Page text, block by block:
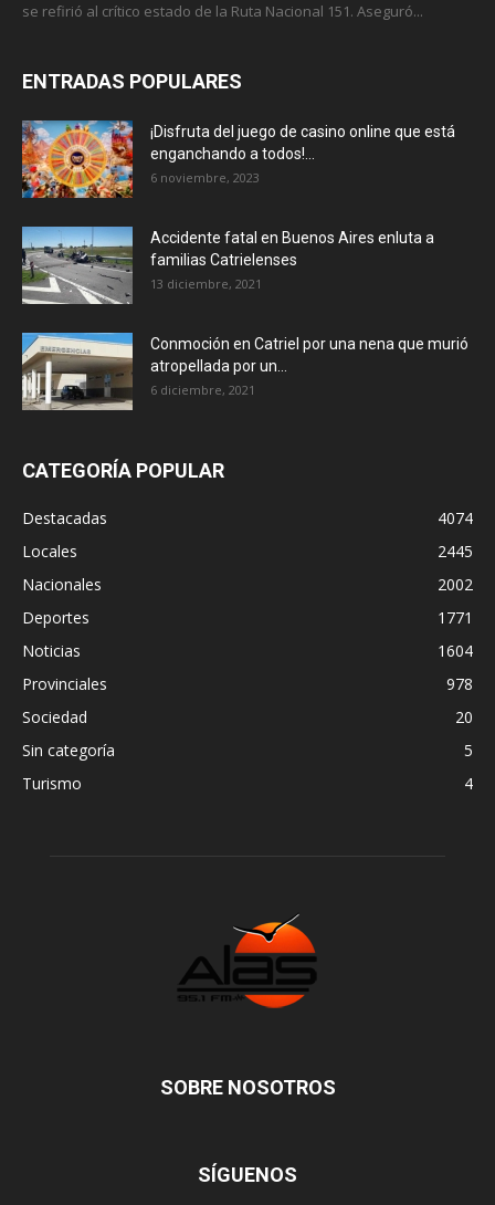
se refirió al crítico estado de la Ruta Nacional 151. Aseguró...
ENTRADAS POPULARES
¡Disfruta del juego de casino online que está
enganchando a todos!...
6 noviembre, 2023
Accidente fatal en Buenos Aires enluta a
familias Catrielenses
13 diciembre, 2021
Conmoción en Catriel por una nena que murió
atropellada por un...
6 diciembre, 2021
CATEGORÍA POPULAR
Destacadas
4074
Locales
2445
Nacionales
2002
Deportes
1771
Noticias
1604
Provinciales
978
Sociedad
20
Sin categoría
5
Turismo
4
SOBRE NOSOTROS
SÍGUENOS